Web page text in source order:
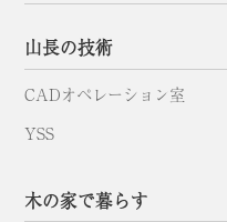
山長の技術
CADオペレーション室
YSS
木の家で暮らす